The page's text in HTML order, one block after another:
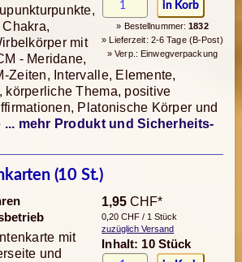
» Bestellnummer:1832
» Lieferzeit: 2-6 Tage (B-Post)
» Verp.: Einwegverpackung
mit
- Meridane,
Zeiten, Intervalle, Elemente,
körperliche Thema, positive
Platonische Körper und
... mehr Produkt und Sicherheits-
(10 St.)
1,95 CHF*
0,20 CHF / 1 Stück
zuzüglich Versand
Inhalt: 10 Stück
mit
und